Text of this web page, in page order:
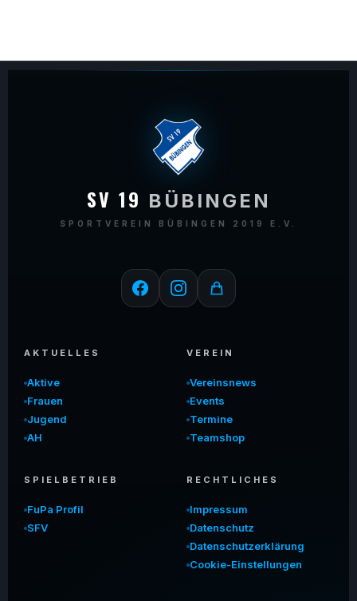
SV 19 BÜBINGEN
SPORTVEREIN BÜBINGEN 2019 E.V.
AKTUELLES
Aktive
Frauen
Jugend
AH
VEREIN
Vereinsnews
Events
Termine
Teamshop
SPIELBETRIEB
FuPa Profil
SFV
RECHTLICHES
Impressum
Datenschutz
Datenschutzerklärung
Cookie-Einstellungen